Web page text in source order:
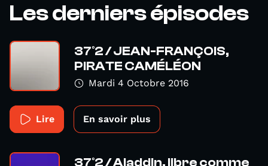
Les derniers épisodes
37°2 / JEAN-FRANÇOIS,
PIRATE CAMÉLÉON
Mardi 4 Octobre 2016
Lire En savoir plus
37°2 / Aladdin, libre comme